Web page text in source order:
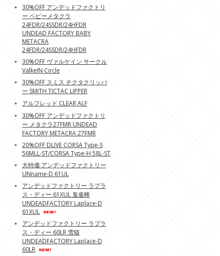
30%OFF アンデッドファクトリ
ー ベビーメタクラ
24FDR/24SSDR/24HFDR
UNDEAD FACTORY BABY
METACRA
24FDR/24SSDR/24HFDR
30%OFF ヴァルケイン サークル
ValkeIN Circle
30%OFF スミス チクタクリッパ
ー SMITH TICTAC LIPPER
アルフレッド CLEAR ALF
30%OFF アンデッドファクトリ
ー メタクラ27FMR UNDEAD
FACTORY METACRA 27FMR
20%OFF DLIVE CORSA Type-S
56MLL-ST/CORSA Type-H 58L-ST
大特価 アンデッドファクトリー
UNname-D 61UL
アンデッドファクトリー ラプラ
ス・ディー 61XUL 鬼雀蜂
UNDEADFACTORY Laplace-D
61XUL
アンデッドファクトリー ラプラ
ス・ディー 60LR 雪猫
UNDEADFACTORY Laplace-D
60LR